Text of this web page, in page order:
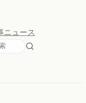
ニュース